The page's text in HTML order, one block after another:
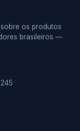
os produtos
brasileiros —